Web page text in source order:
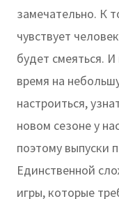
замечательно. К
чувствует
будет смеяться.
время на
настроиться,
новом сезоне у
поэтому выпуски
Единственной
игры, которые